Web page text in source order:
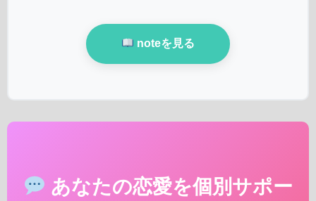
noteを見る
あなたの恋愛を個別サポー